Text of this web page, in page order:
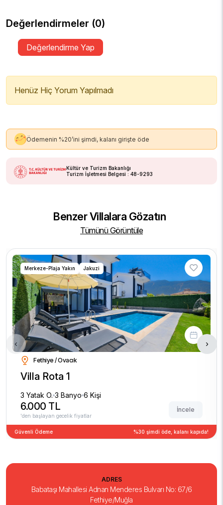
Değerlendirmeler (0)
Değerlendirme Yap
Henüz Hiç Yorum Yapılmadı
Ödemenin %20’ini şimdi, kalanı girişte öde
Kültür ve Turizm Bakanlığı
Turizm İşletmesi Belgesi : 48-9293
Benzer Villalara Gözatın
Tümünü Görüntüle
Merkeze-Plaja Yakın Jakuzi
Fethiye / Ovacık
Villa Rota 1
3 Yatak O. 3 Banyo 6 Kişi
6.000 TL
'den başlayan gecelik fiyatlar
İncele
Güvenli Ödeme %30 şimdi öde, kalanı kapıda!
‹ ›
ADRES
Babataşı Mahallesi Adnan Menderes Bulvarı No: 67/6
Fethiye/Muğla